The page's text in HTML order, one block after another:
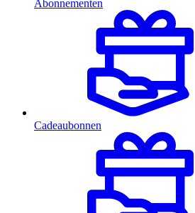
Abonnementen
Cadeaubonnen